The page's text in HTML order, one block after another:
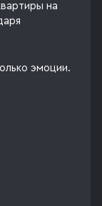
на
эмоции.